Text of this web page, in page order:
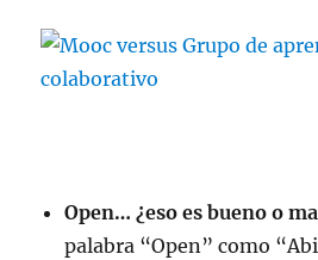
Open… ¿eso es bueno o
palabra “Open” como